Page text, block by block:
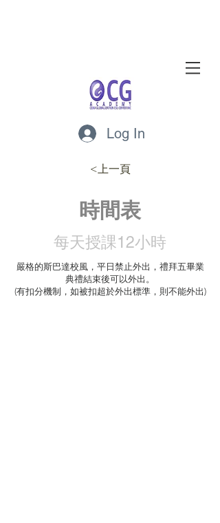
Log In
<上一頁
時間表
​每天授課12小時
嚴格的斯巴達校風，平日禁止外出，禮拜五畢業
典禮結束後可以外出。
(有扣分機制，如被扣超於外出標準，則不能外出)